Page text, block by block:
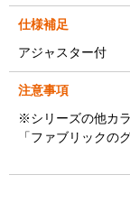
仕様補足
アジャスター付
注意事項
※シリーズの他カ
「ファブリックの